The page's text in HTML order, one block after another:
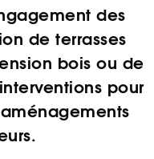
des
de terrasses
bois ou de
pour